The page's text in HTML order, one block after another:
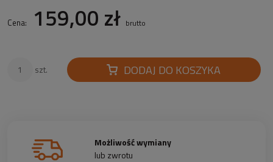
Cena: 159,00 zł brutto
szt. DODAJ DO KOSZYKA
Możliwość wymiany
lub zwrotu